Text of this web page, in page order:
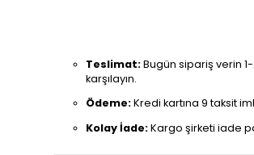
Teslimat:Bugün sipariş verin
karşılayın.
Ödeme:Kredi kartına 9 taksit
Kolay İade:Kargo şirketi iade